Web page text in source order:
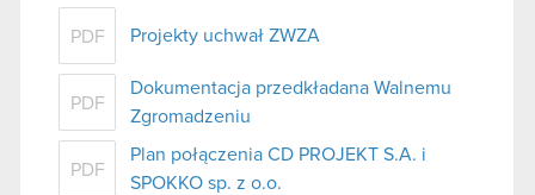
PDF Projekty uchwał ZWZA
PDF
Dokumentacja przedkładana Walnemu
Zgromadzeniu
PDF
Plan połączenia CD PROJEKT S.A. i
SPOKKO sp. z o.o.